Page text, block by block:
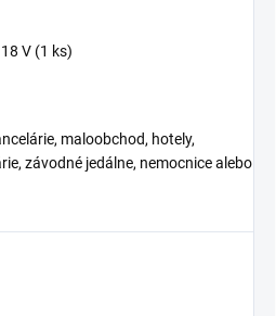
V (1 ks)
maloobchod, hotely,
závodné jedálne, nemocnice alebo